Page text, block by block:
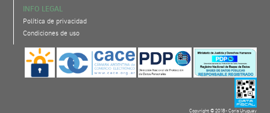
INFO LEGAL
Política de privacidad
Condiciones de uso
Copyright © 2018- Coris Uruguay